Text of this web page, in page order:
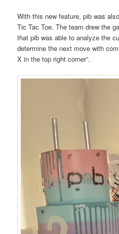
With this new feature, pib was
Tic Tac Toe. The team drew the
that pib was able to analyze the
determine the next move with
X in the top right corner”.